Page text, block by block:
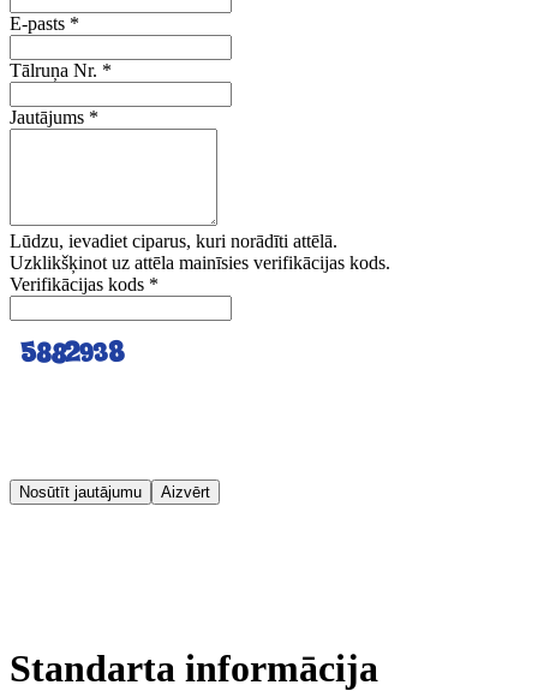
E-pasts *
Tālruņa Nr. *
Jautājums *
Lūdzu, ievadiet ciparus, kuri norādīti attēlā.
Uzklikšķinot uz attēla mainīsies verifikācijas kods.
Verifikācijas kods *
Nosūtīt jautājumu Aizvērt
Standarta informācija